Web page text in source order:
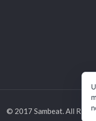
© 2017 Sambeat. All